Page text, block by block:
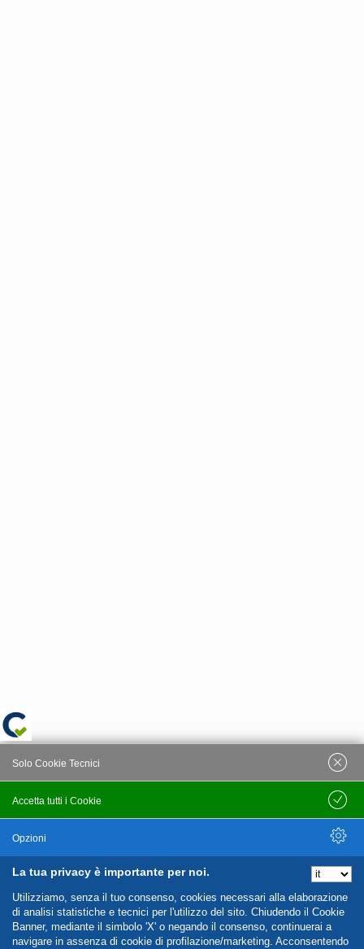
La tua privacy è importante per noi.
Utilizziamo, senza il tuo consenso, cookies necessari alla elaborazione
di analisi statistiche e tecnici per l'utilizzo del sito. Chiudendo il Cookie
Banner, mediante il simbolo 'X' o negando il consenso, continuerai a
navigare in assenza di cookie di profilazione/marketing. Acconsentendo
Accetta tutti i Cookie
Solo Cookie Tecnici
Salva
Opzioni
Nascondi Opzioni